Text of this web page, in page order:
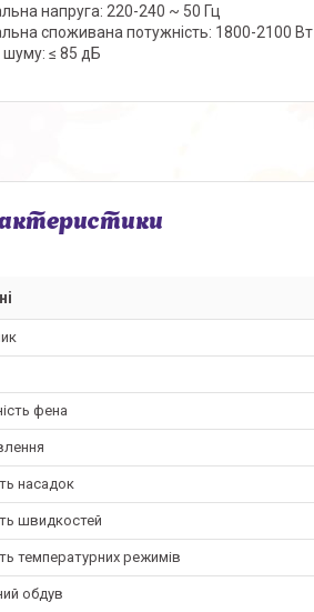
напруга: 220-240 ~ 50 Гц
споживана потужність: 1800-2100 Вт
шуму: ≤ 85 дБ
фена
насадок
швидкостей
температурних режимів
обдув